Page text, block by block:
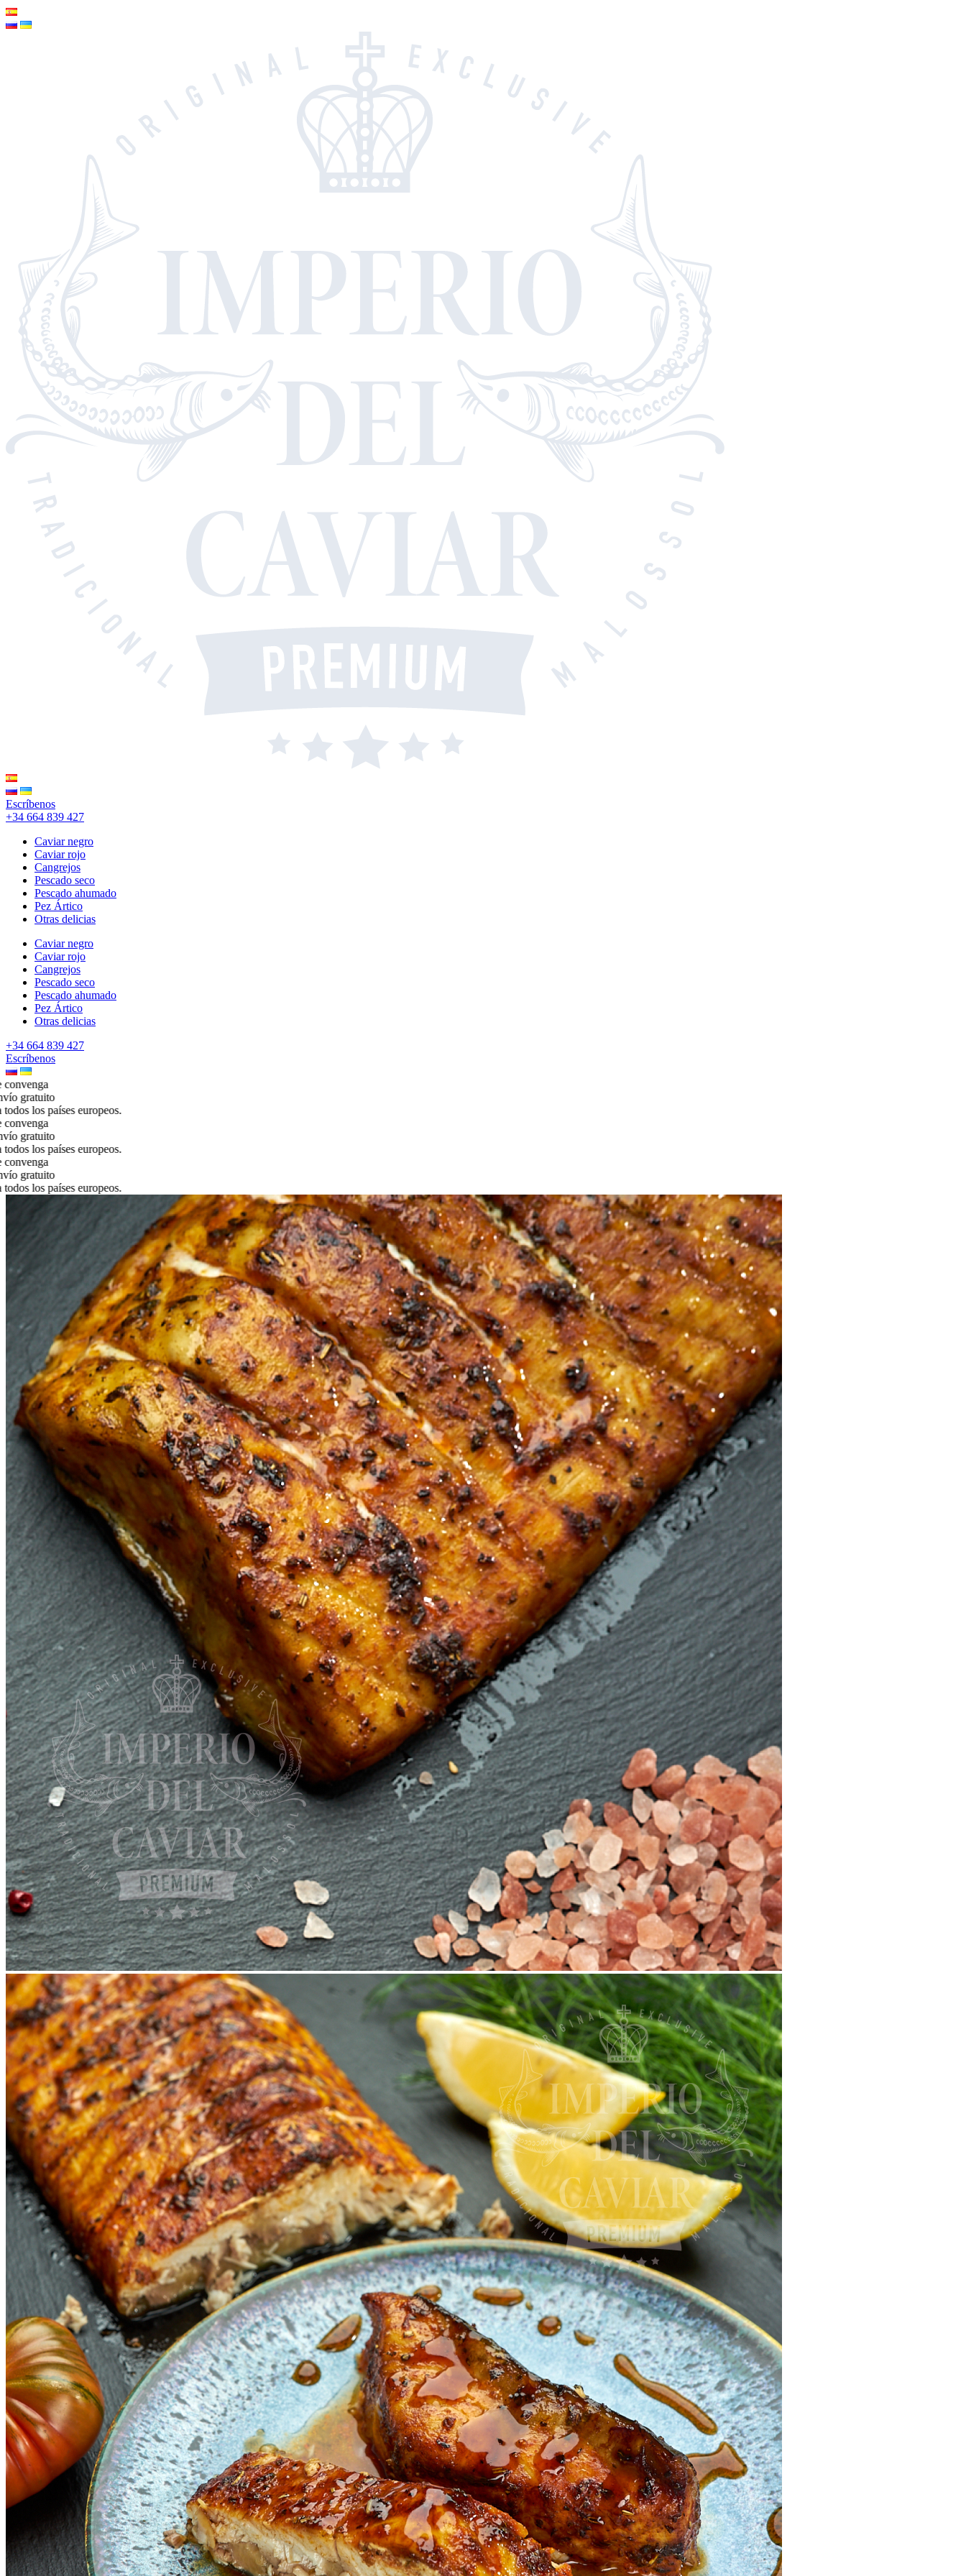
Escríbenos
+34 664 839 427
Caviar negro
Caviar rojo
Cangrejos
Pescado seco
Pescado ahumado
Pez Ártico
Otras delicias
Caviar negro
Caviar rojo
Cangrejos
Pescado seco
Pescado ahumado
Pez Ártico
Otras delicias
+34 664 839 427
Escríbenos
europeos.
europeos.
europeos.